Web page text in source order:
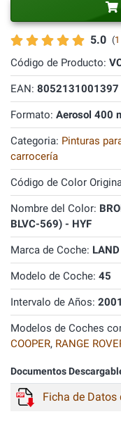
5.0 (
Código de Producto:
EAN: 8052131001397
Formato: Aerosol 400
Categoria: Pinturas
carrocería
Código de Color
Nombre del Color:
BLVC-569) - HYF
Marca de Coche:
Modelo de Coche: 45
Intervalo de Años: 2001
Modelos de Coches
COOPER, RANGE
Documentos
Ficha de Datos